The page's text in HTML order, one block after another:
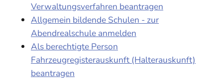
Verwaltungsverfahren beantragen
Allgemein bildende Schulen - zur
Abendrealschule anmelden
Als berechtigte Person
Fahrzeugregisterauskunft (Halterauskunft)
beantragen